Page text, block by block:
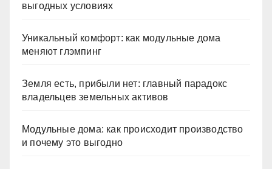
выгодных условиях
Уникальный комфорт: как модульные дома
меняют глэмпинг
Земля есть, прибыли нет: главный парадокс
владельцев земельных активов
Модульные дома: как происходит производство
и почему это выгодно